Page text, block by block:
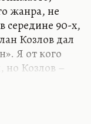
жанра, не
середине 90-х,
Козлов дал
Я от кого
но Козлов –
он автор
и открыл их